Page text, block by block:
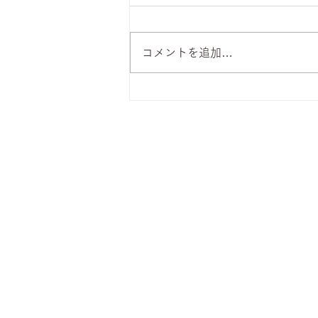
コメントを追加…